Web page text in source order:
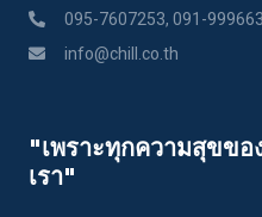
095-7607253, 091-
info@chill.co.th
"เพราะทุกความสุขขอ
เรา"